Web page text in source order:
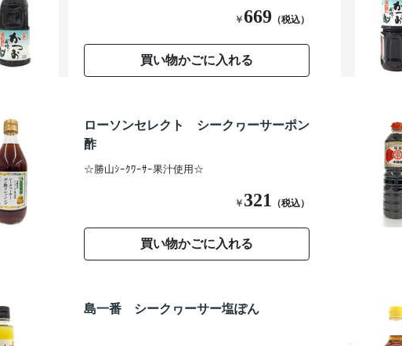
￥669 （税込）
買い物かごに入れる
ローソンセレクト シークヮーサーポン
酢
☆勝山ｼｰｸﾜｰｻｰ果汁使用☆
￥ 321 （税込）
買い物かごに入れる
島一番 シークヮーサー塩ぽん